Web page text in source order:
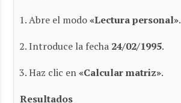
Abre el modo«Lectura personal».
Introduce la fecha 24/02/1995.
Haz clic en«Calcular matriz».
Resultados